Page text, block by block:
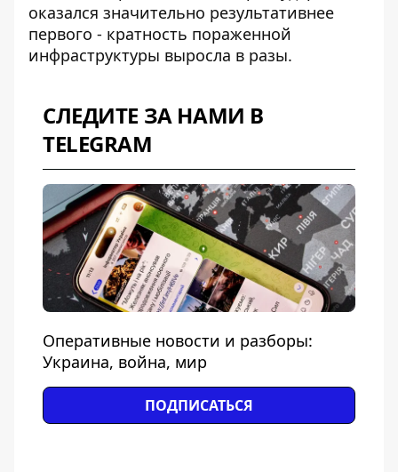
оказался значительно результативнее
первого - кратность пораженной
инфраструктуры выросла в разы.
СЛЕДИТЕ ЗА НАМИ В
TELEGRAM
Оперативные новости и разборы:
Украина, война, мир
ПОДПИСАТЬСЯ